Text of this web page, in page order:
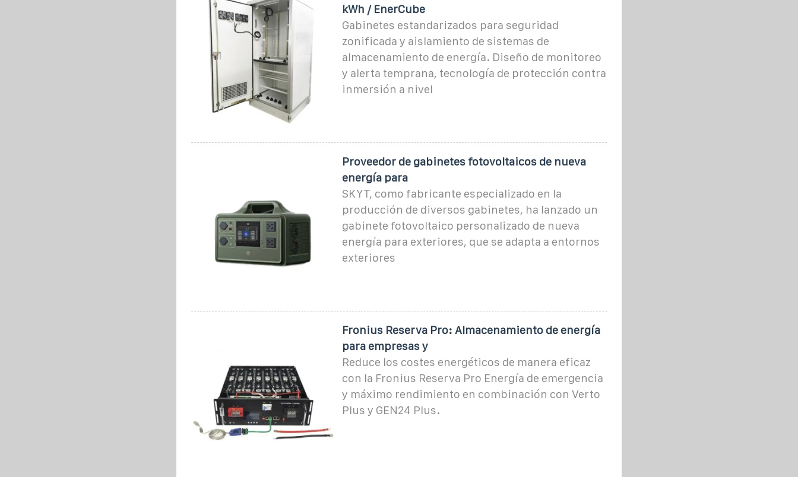
kWh / EnerCube
Gabinetes estandarizados para seguridad
zonificada y aislamiento de sistemas de
almacenamiento de energía. Diseño de monitoreo
y alerta temprana, tecnología de protección contra
inmersión a nivel
Proveedor de gabinetes fotovoltaicos de nueva
energía para
SKYT, como fabricante especializado en la
producción de diversos gabinetes, ha lanzado un
gabinete fotovoltaico personalizado de nueva
energía para exteriores, que se adapta a entornos
exteriores
Fronius Reserva Pro: Almacenamiento de energía
para empresas y
Reduce los costes energéticos de manera eficaz
con la Fronius Reserva Pro Energía de emergencia
y máximo rendimiento en combinación con Verto
Plus y GEN24 Plus.